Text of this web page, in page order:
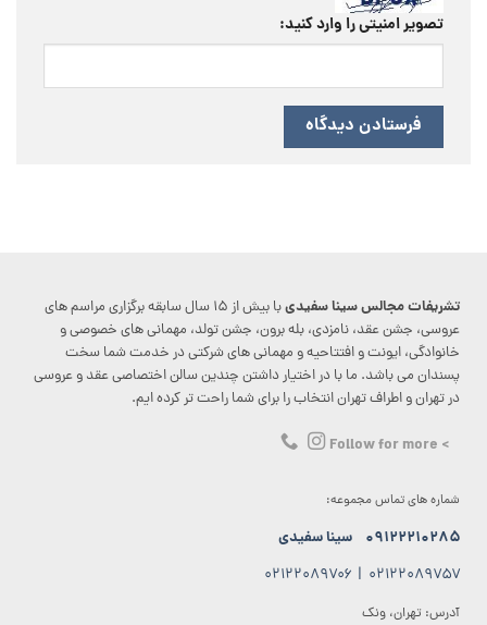
تصویر امنیتی را وارد کنید:
تشریفات مجالس سینا سفیدی
با بیش از ۱۵ سال سابقه برگزاری مراسم های
عروسی، جشن عقد، نامزدی، بله برون، جشن تولد، مهمانی های خصوصی و
خانوادگی، ایونت و افتتاحیه و مهمانی های شرکتی در خدمت شما سخت
پسندان می باشد. ما با در اختیار داشتن چندین سالن اختصاصی عقد و عروسی
در تهران و اطراف تهران انتخاب را برای شما راحت تر کرده ایم.
> Follow for more
شماره های تماس مجموعه:
۰۹۱۲۲۲۱۰۲۸۵ سینا سفیدی
۰۲۱۲۲۰۸۹۷۵۷ | ۰۲۱۲۲۰۸۹۷۰۶
آدرس: تهران، ونک